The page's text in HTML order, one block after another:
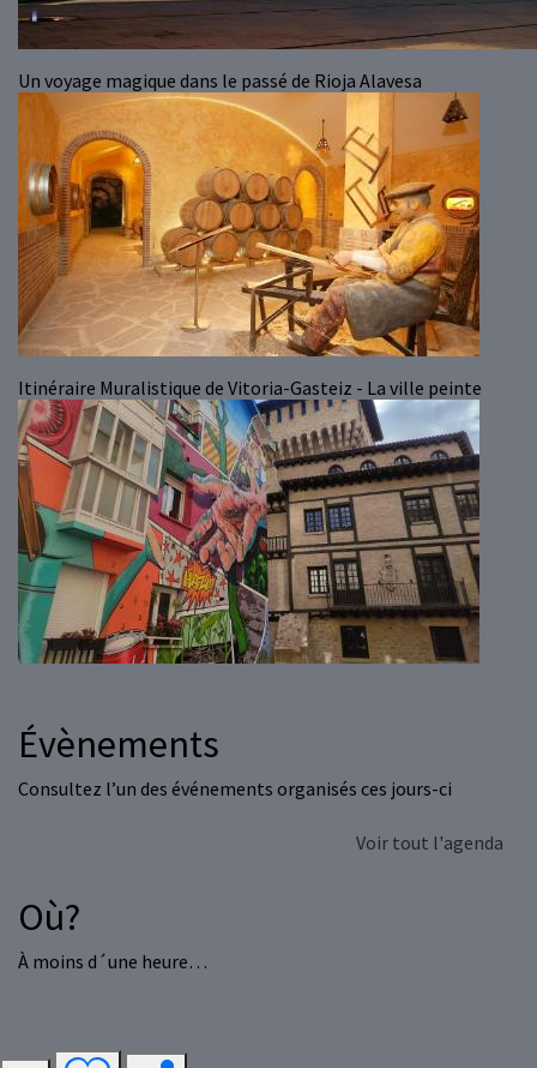
Un voyage magique dans le passé de Rioja Alavesa
Itinéraire Muralistique de Vitoria-Gasteiz - La ville peinte
Évènements
Consultez l’un des événements organisés ces jours-ci
Voir tout l'agenda
Où?
À moins d´une heure…